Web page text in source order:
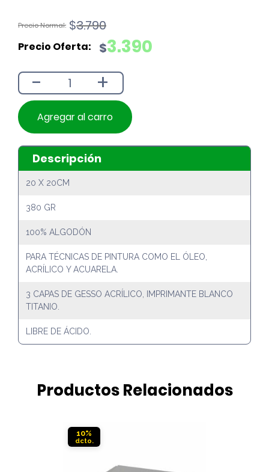
$3.790
El
original
$3.790.
$3.390
El
actual
$3.390.
- +
Agregar al carro
Descripción
20 X 20CM
380 GR
100% ALGODÓN
PARA TÉCNICAS DE PINTURA COMO EL ÓLEO,
ACRÍLICO Y ACUARELA.
3 CAPAS DE GESSO ACRÍLICO, IMPRIMANTE BLANCO
TITANIO.
LIBRE DE ÁCIDO.
Productos Relacionados
10%